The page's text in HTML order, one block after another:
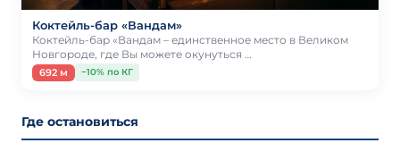
Коктейль-бар «Вандам»
Коктейль-бар «Вандам – единственное место в Великом
Новгороде, где Вы можете окунуться …
692 м −10% по КГ
Где остановиться